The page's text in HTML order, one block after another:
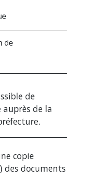
de
de
de la
copie
des documents